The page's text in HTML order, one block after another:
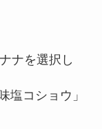
ナを選択し
塩コショウ」